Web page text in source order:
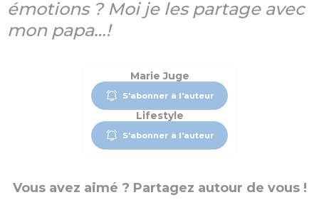
émotions ? Moi je les partage avec
mon papa…!
Marie Juge
S'abonner à l'auteur
Lifestyle
S'abonner à l'auteur
Vous avez aimé ? Partagez autour de vous !